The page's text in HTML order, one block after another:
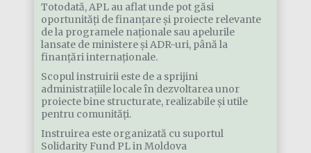
Totodată, APL au aflat unde pot găsi
oportunități de finanțare și proiecte relevante
de la programele naționale sau apelurile
lansate de ministere și ADR-uri, până la
finanțări internaționale.
Scopul instruirii este de a sprijini
administrațiile locale în dezvoltarea unor
proiecte bine structurate, realizabile și utile
pentru comunități.
Instruirea este organizată cu suportul
Solidarity Fund PL in Moldova